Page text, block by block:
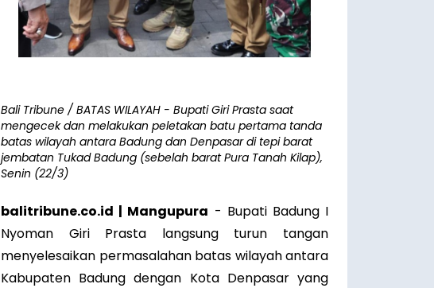
Bali Tribune / BATAS WILAYAH - Bupati Giri Prasta saat
mengecek dan melakukan peletakan batu pertama tanda
batas wilayah antara Badung dan Denpasar di tepi barat
jembatan Tukad Badung (sebelah barat Pura Tanah Kilap),
Senin (22/3)
balitribune.co.id | Mangupura - Bupati Badung I
Nyoman Giri Prasta langsung turun tangan
menyelesaikan permasalahan batas wilayah antara
Kabupaten Badung dengan Kota Denpasar yang